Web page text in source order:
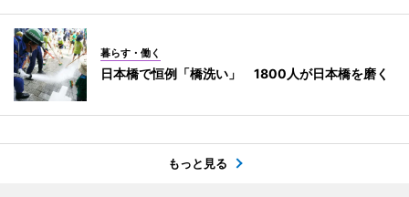
暮らす・働く
日本橋で恒例「橋洗い」 1800人が日本橋を磨く
もっと見る